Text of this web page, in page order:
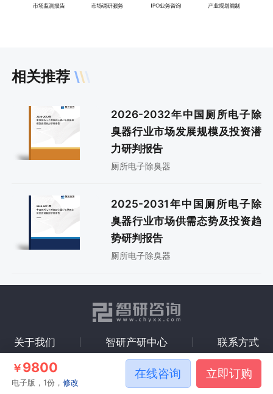
相关推荐
2026-2032年中国厕所电子除
臭器行业市场发展规模及投资潜
力研判报告
厕所电子除臭器
2025-2031年中国厕所电子除
臭器行业市场供需态势及投资趋
势研判报告
厕所电子除臭器
￥9800
电子版，1份，修改
在线咨询 立即订购
关于我们 智研产研中心 联系方式
微信公众号 企业微信客服